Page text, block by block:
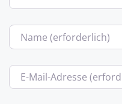
Name
E-Mail